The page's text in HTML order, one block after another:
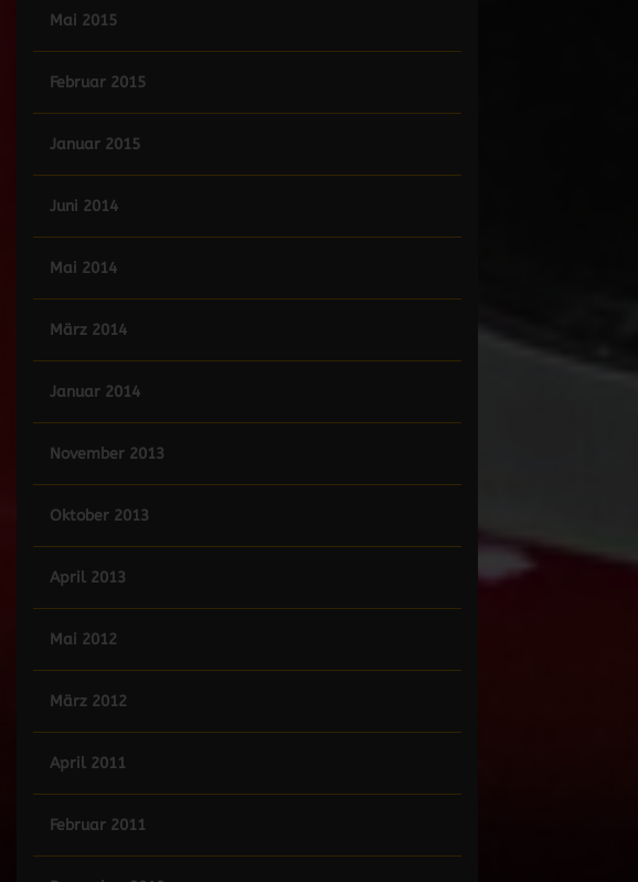
Mai 2015
Februar 2015
Januar 2015
Juni 2014
Mai 2014
März 2014
Januar 2014
November 2013
Oktober 2013
April 2013
Mai 2012
März 2012
April 2011
Februar 2011